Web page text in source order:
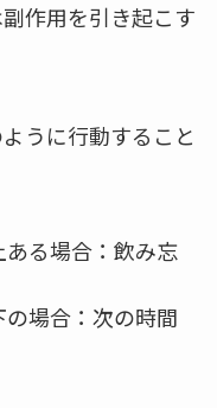
作用を引き起こす
うに行動すること
る場合：飲み忘
場合：次の時間